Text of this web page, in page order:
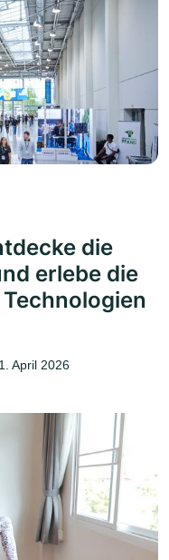
die
erlebe die
April 2026